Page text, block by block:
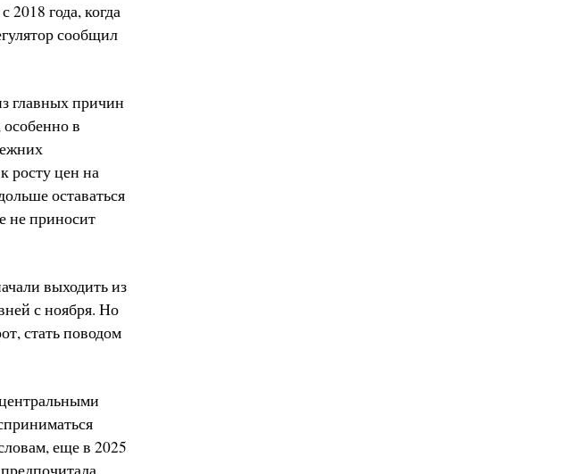
2018 года, когда
сообщил
главных причин
в
росту цен на
оставаться
не приносит
выходить из
с ноября. Но
стать поводом
еще в 2025